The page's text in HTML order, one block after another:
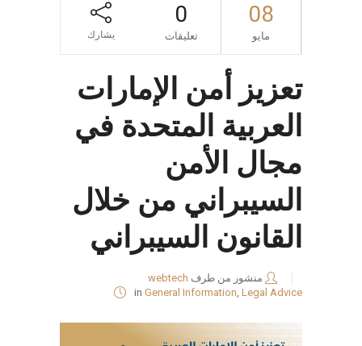
08
مايو
0
تعليقات يشارك
تعزيز أمن الإمارات
العربية المتحدة في
مجال الأمن
السيبراني من خلال
القانون السيبراني
منشور من طرف webtech
in General Information, Legal Advice